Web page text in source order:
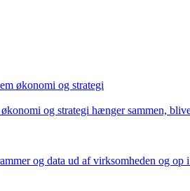
økonomi og strategi
og strategi hænger sammen,
og data ud af virksomheden og